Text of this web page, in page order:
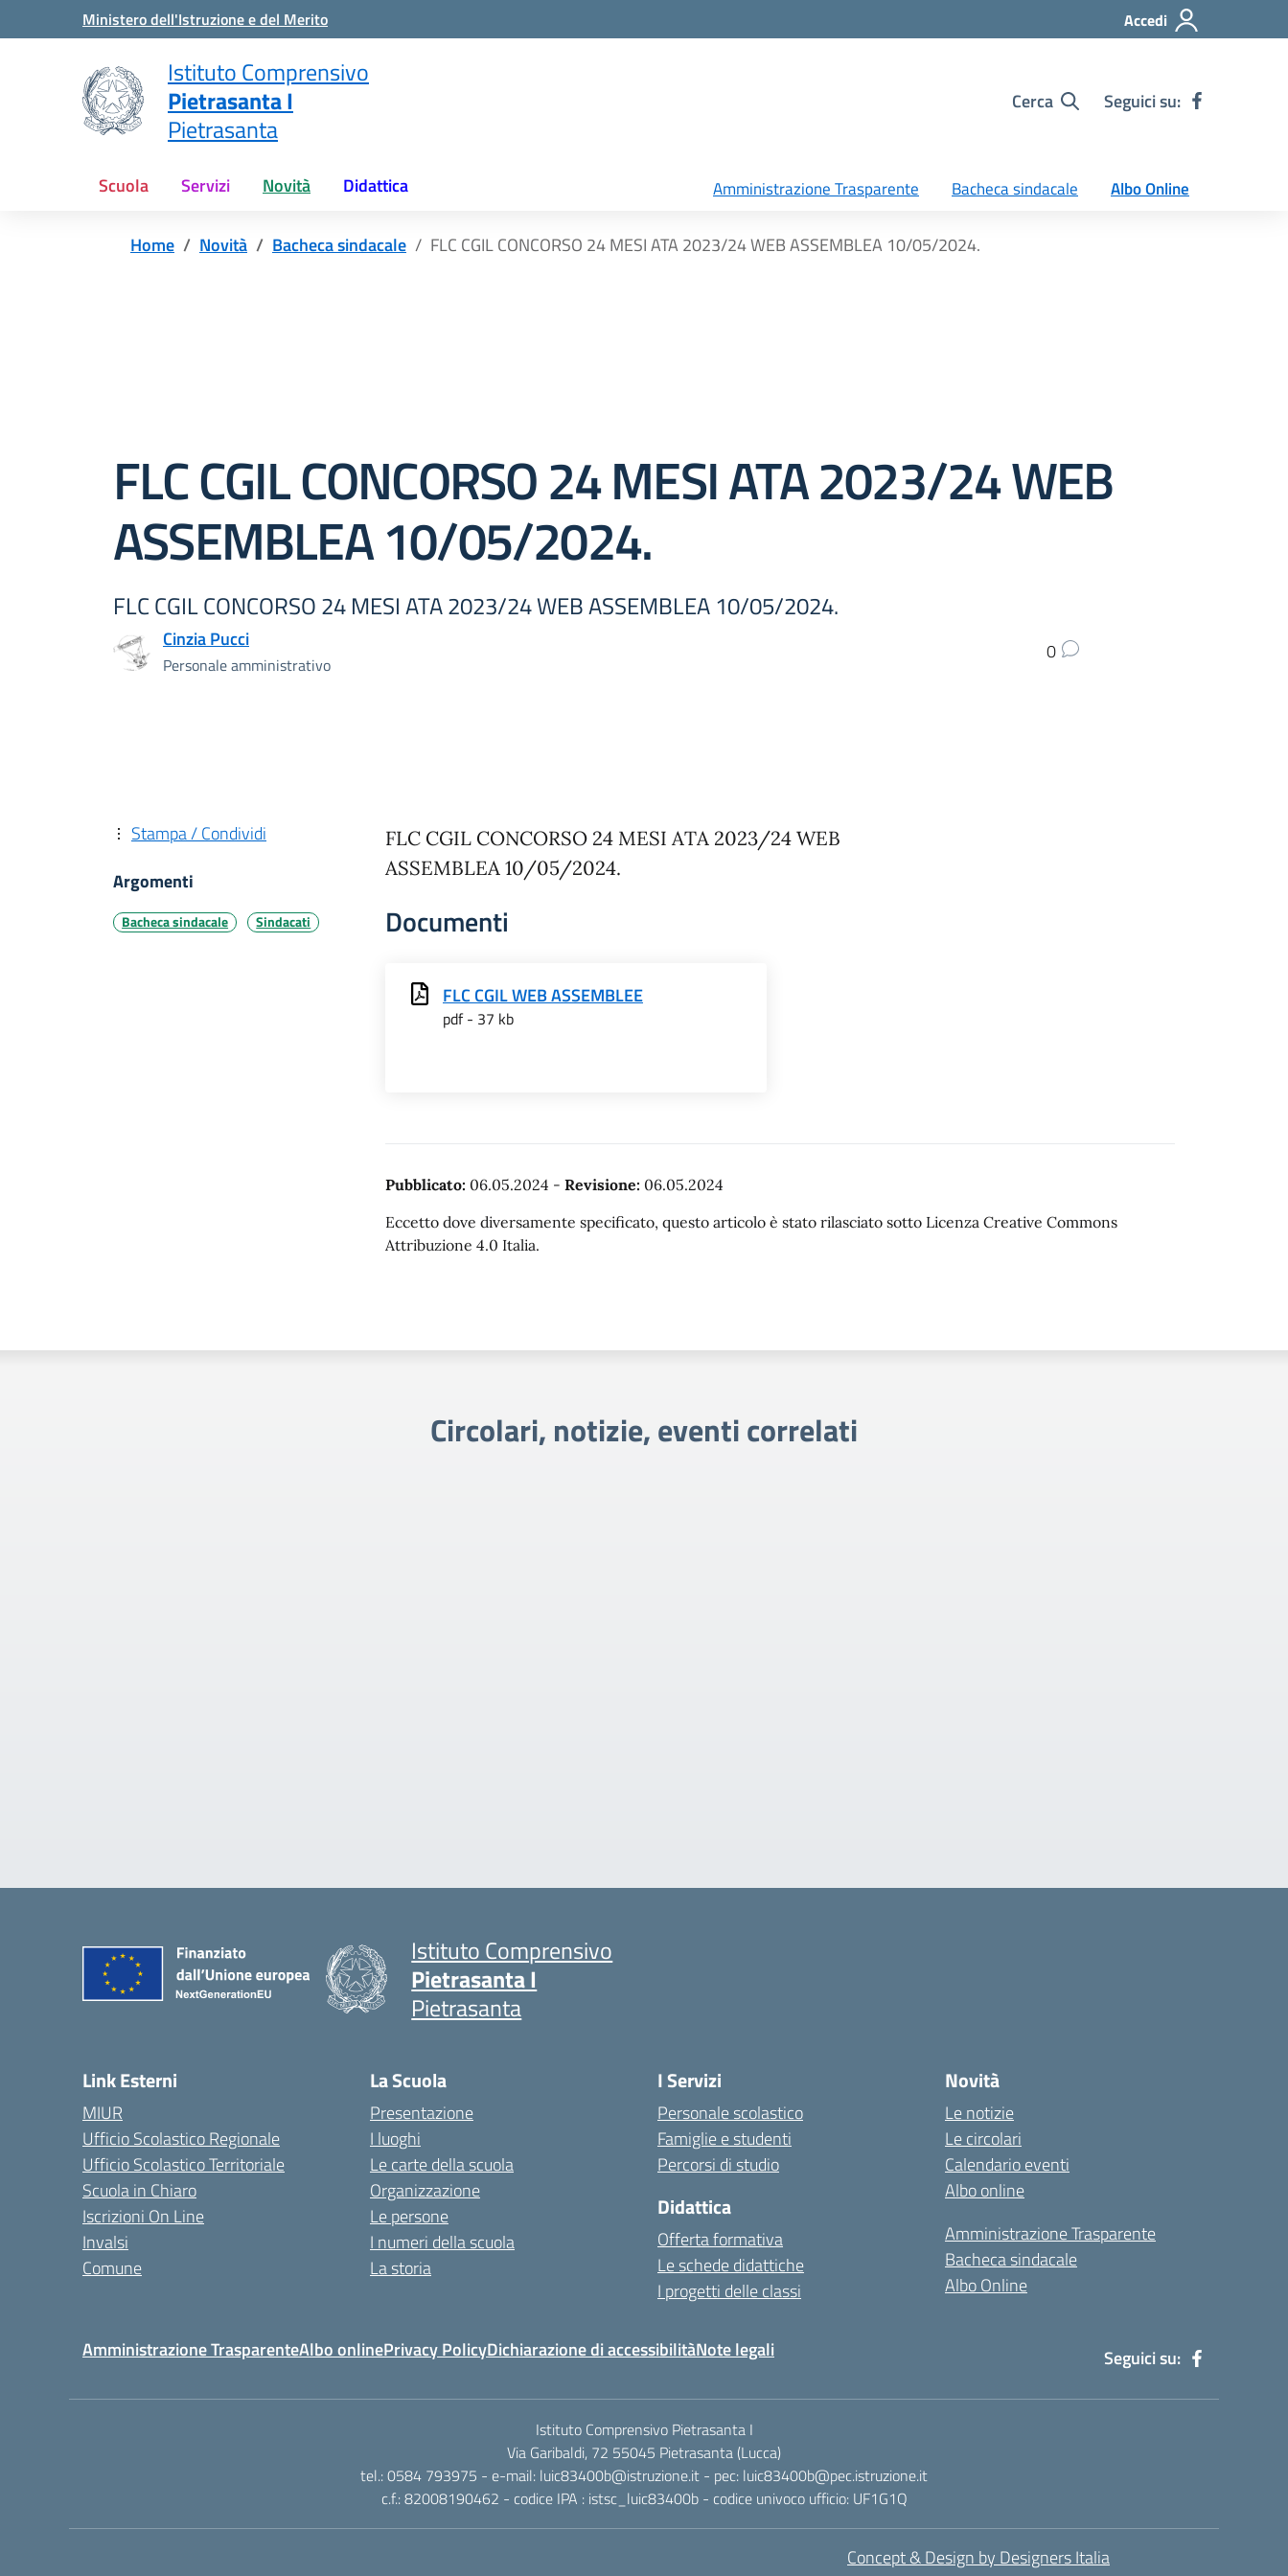
Vai ai contenuti
Vai al menu di navigazione
Ministero dell'Istruzione e del Merito Accedi
Istituto Comprensivo
Pietrasanta I
Pietrasanta
Cerca Seguici su:
Scuola Servizi Novità Didattica Amministrazione Trasparente Bacheca sindacale Albo Online
Home Novità Bacheca sindacale FLC CGIL CONCORSO 24 MESI ATA 2023/24 WEB ASSEMBLEA 10/05/2024.
FLC CGIL CONCORSO 24 MESI ATA 2023/24 WEB
ASSEMBLEA 10/05/2024.
FLC CGIL CONCORSO 24 MESI ATA 2023/24 WEB ASSEMBLEA 10/05/2024.
Cinzia Pucci
Personale amministrativo
0
FLC CGIL CONCORSO 24 MESI ATA 2023/24 WEB
ASSEMBLEA 10/05/2024.
Documenti
FLC CGIL WEB ASSEMBLEE
pdf - 37 kb
Pubblicato: 06.05.2024 - Revisione: 06.05.2024
Eccetto dove diversamente specificato, questo articolo è stato rilasciato sotto Licenza Creative Commons
Attribuzione 4.0 Italia.
Stampa / Condividi
Argomenti
Bacheca sindacale Sindacati
Circolari, notizie, eventi correlati
Istituto Comprensivo
Pietrasanta I
Pietrasanta
Link Esterni
MIUR
Ufficio Scolastico Regionale
Ufficio Scolastico Territoriale
Scuola in Chiaro
Iscrizioni On Line
Invalsi
Comune
La Scuola
Presentazione
I luoghi
Le carte della scuola
Organizzazione
Le persone
I numeri della scuola
La storia
I Servizi
Personale scolastico
Famiglie e studenti
Percorsi di studio
Didattica
Offerta formativa
Le schede didattiche
I progetti delle classi
Novità
Le notizie
Le circolari
Calendario eventi
Albo online
Amministrazione Trasparente
Bacheca sindacale
Albo Online
Amministrazione TrasparenteAlbo onlinePrivacy PolicyDichiarazione di accessibilitàNote legali Seguici su:
Istituto Comprensivo Pietrasanta I
Via Garibaldi, 72 55045 Pietrasanta (Lucca)
tel.: 0584 793975 - e-mail: luic83400b@istruzione.it - pec: luic83400b@pec.istruzione.it
c.f.: 82008190462 - codice IPA : istsc_luic83400b - codice univoco ufficio: UF1G1Q
Concept & Design by Designers Italia